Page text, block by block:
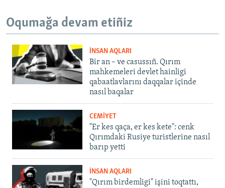
Oqumağa devam etiñiz
İNSAN AQLARI
Bir an – ve casussıñ. Qırım
mahkemeleri devlet hainligi
qabaatlavlarını daqqalar içinde
nasıl baqalar
CEMİYET
"Er kes qaça, er kes kete": cenk
Qırımdaki Rusiye turistlerine nasıl
barıp yetti
İNSAN AQLARI
"Qırım birdemligi" işini toqtattı,